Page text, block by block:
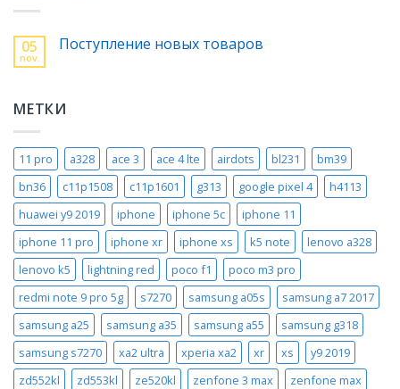
05
nov.
Поступление новых товаров
МЕТКИ
11 pro a328 ace 3 ace 4 lte airdots bl231
bm39
bn36
c11p1508 c11p1601 g313 google pixel 4
h4113
huawei y9 2019
iphone iphone 5c
iphone 11
iphone 11 pro
iphone xr iphone xs k5 note
lenovo a328
lenovo k5
lightning red poco f1
poco m3 pro
redmi note 9 pro 5g
s7270 samsung a05s
samsung a7 2017
samsung a25
samsung a35 samsung a55
samsung g318
samsung s7270
xa2 ultra xperia xa2 xr xs
y9 2019
zd552kl
zd553kl ze520kl zenfone 3 max zenfone max